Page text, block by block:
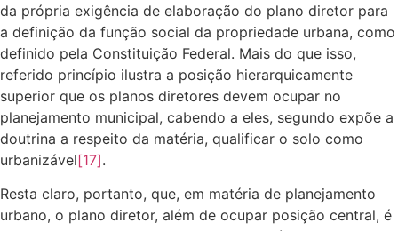
da própria exigência de elaboração do plano diretor para
a definição da função social da propriedade urbana, como
definido pela Constituição Federal. Mais do que isso,
referido princípio ilustra a posição hierarquicamente
superior que os planos diretores devem ocupar no
planejamento municipal, cabendo a eles, segundo expõe a
doutrina a respeito da matéria, qualificar o solo como
urbanizável[17].
Resta claro, portanto, que, em matéria de planejamento
urbano, o plano diretor, além de ocupar posição central, é